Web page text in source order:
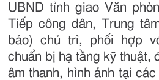
UBND tỉnh giao Văn
Tiếp công dân, Trung
báo) chủ trì, phối hợp
chuẩn bị hạ tầng kỹ thuật,
âm thanh, hình ảnh tại